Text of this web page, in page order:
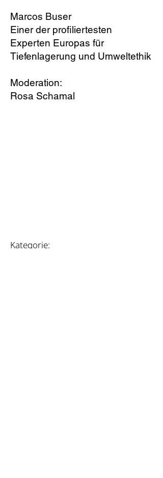
Marcos Buser
Einer der profiliertesten
Experten Europas für
Tiefenlagerung und Umweltethik
Moderation:
Rosa Schamal
Kategorie: